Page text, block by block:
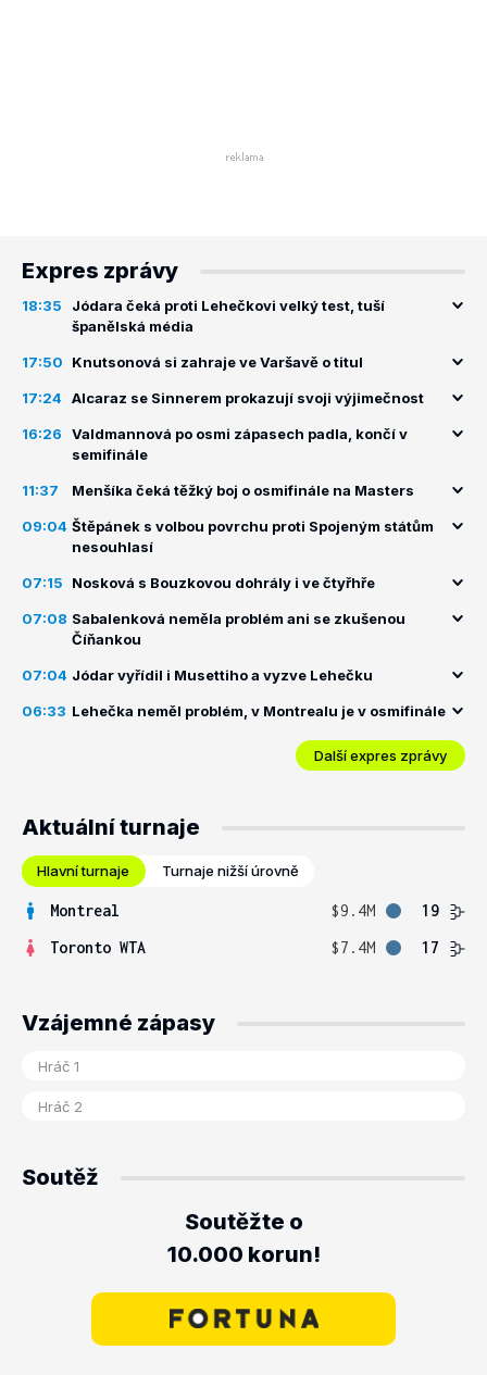
Expres zprávy
18:35
Jódara čeká proti Lehečkovi velký test, tuší
španělská média
17:50 Knutsonová si zahraje ve Varšavě o titul
17:24 Alcaraz se Sinnerem prokazují svoji výjimečnost
16:26
Valdmannová po osmi zápasech padla, končí v
semifinále
11:37 Menšíka čeká těžký boj o osmifinále na Masters
09:04 Štěpánek s volbou povrchu proti Spojeným státům
nesouhlasí
07:15 Nosková s Bouzkovou dohrály i ve čtyřhře
07:08 Sabalenková neměla problém ani se zkušenou
Číňankou
07:04 Jódar vyřídil i Musettiho a vyzve Lehečku
06:33 Lehečka neměl problém, v Montrealu je v osmifinále
Další expres zprávy
Aktuální turnaje
Hlavní turnaje Turnaje nižší úrovně
Montreal $9.4M
19
Toronto WTA
$7.4M 17
Vzájemné zápasy
Soutěž
Soutěžte o
10.000 korun!